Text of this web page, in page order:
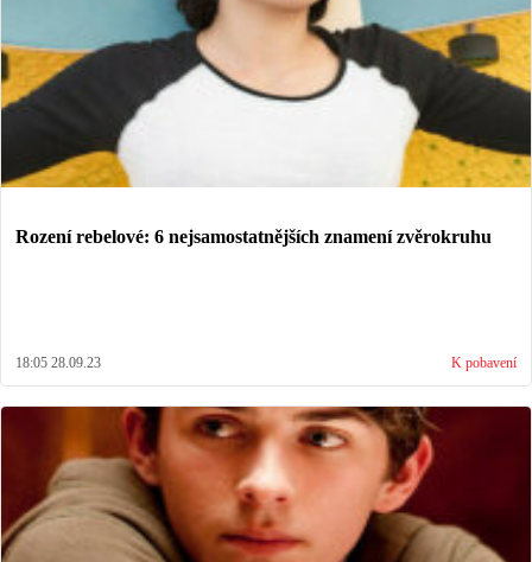
Rození rebelové: 6 nejsamostatnějších znamení zvěrokruhu
18:05 28.09.23 K pobavení